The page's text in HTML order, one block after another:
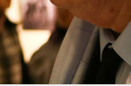
소개영상
MI/캐릭터